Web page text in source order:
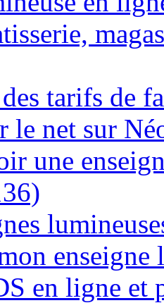
tarifs de
le net sur
une
en ligne et